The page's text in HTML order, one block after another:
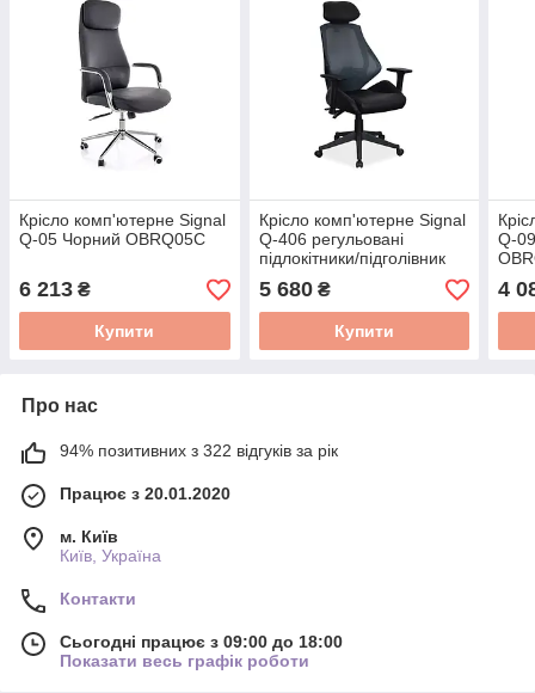
Крісло комп'ютерне Signal
Q-05 Чорний OBRQ05C
6 213 ₴
Купити
Крісло комп'ютерне Signal
Q-406 регульовані
підлокітники/підголівник
Чорний OBRQ406C
5 680₴
Купити
Q-
4
Про нас
94% позитивних з 322 відгуків за рік
Працює з 20.01.2020
м. Київ
Київ, Україна
Контакти
Сьогодні працює з 09:00 до 18:00
Показати весь графік роботи